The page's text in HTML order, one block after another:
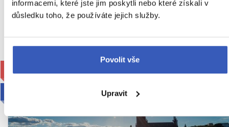
informacemi, které jste jim poskytli nebo které získali v
důsledku toho, že používáte jejich služby.
Povolit vše
Upravit